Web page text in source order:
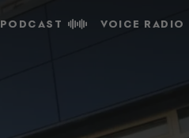
PODCAST VOICE RADIO